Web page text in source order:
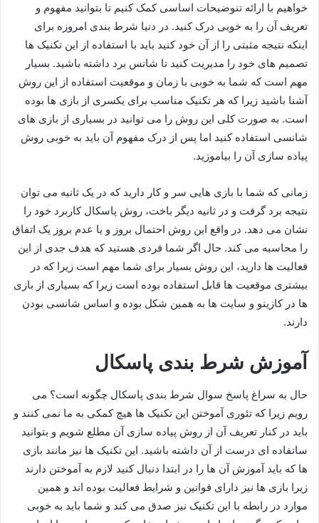
خواهیم با ارائه تنوضیحات اساسی کمک کنیم تا بتوانید مفهوم و
تعریف آن را به خوبی درک کنید. در دنیا شرط بندی امروزه برای
اینکه نتیجه مثبتی را از آن خود کنید باید با استفاده از این تکنیک ها
تصمیم های خود را مدیریت کنید تا شانس برد داشته باشید. بسیار
مهم است که شما به خوبی با زمان و موقعیت استفاده از این روش
آشنا باشید زیرا که هر تکنیک مناسب برای یکسری از بازی ها بوده
است. به صورت کلی این روش را می توانید در بسیاری از بازی های
شانسی استفاده کنید اما پس از درک مفهوم آن باید به خوبی روش
پیاده سازی آن را بیاموزید.
زمانی که شما با بازی هایی سر و کار دارید که در یک ثانیه می توان
نتیجه برد گرفت و در ثانیه دیگر باخت، روش پاسکال کاربرد خود را
نشان می دهد. در واقع این روش احتمال بروز و یا عدم بروز یک اتفاق
را محاسبه می کند. حال اگر شما فردی هستید که هدف جدی از این
فعالیت ها دارید، این روش بسیار برای شما مهم است زیرا که در
بیشتری موقعیت ها قابل استفاده بوده است زیرا که بسیاری از بازی
ها در کازینو و سایت ها به همین شکل بوده و اساس شانسی بودن
دارند.
آموزش شرط بندی پاسکال
حال به سراغ پاسخ سوال شرط بندی پاسکال چگونه است؟ می
رویم زیرا که تئوری آموختن این تکنیک ها هیچ کمکی به ما نمی کنند و
باید در کنار تعریف آن از روش پیاده سازی آن مطلع شویم و بتوانید
ساتفاده ای درست از آن داشته باشید. این تکنیک ها نیز مانند بازی
ها که باید آموزش آن ها را در ابتدا دنبال کنید لازم به آموختن دارند
زیرا بازی ها نیز دارای قوانین و شرایط فعالیت بوده اند و همین
موارد در رابطه با این تکنیک نیز صدق می کند و شما باید به خوبی